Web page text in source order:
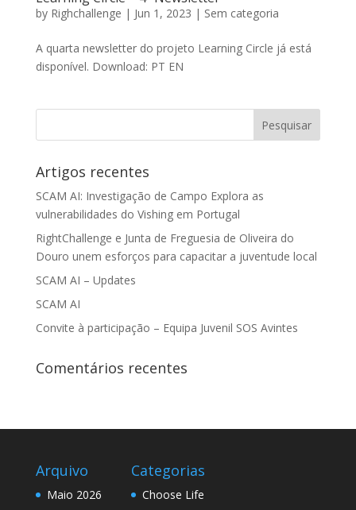
by Righchallenge | Jun 1, 2023 | Sem categoria
A quarta newsletter do projeto Learning Circle já está
disponível. Download: PT EN
Artigos recentes
SCAM AI: Investigação de Campo Explora as
vulnerabilidades do Vishing em Portugal
RightChallenge e Junta de Freguesia de Oliveira do
Douro unem esforços para capacitar a juventude local
SCAM AI – Updates
SCAM AI
Convite à participação – Equipa Juvenil SOS Avintes
Comentários recentes
Arquivo
Maio 2026
Categorias
Choose Life